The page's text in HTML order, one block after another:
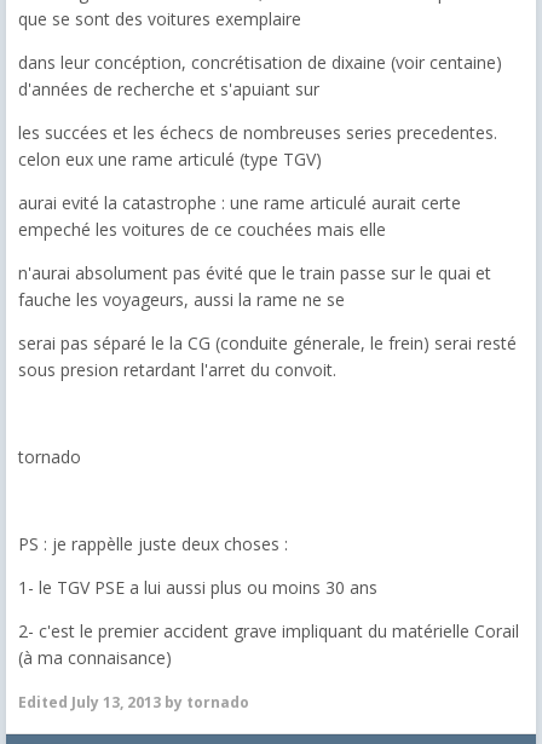
que se sont des voitures exemplaire
dans leur concéption, concrétisation de dixaine (voir centaine)
d'années de recherche et s'apuiant sur
les succées et les échecs de nombreuses series precedentes.
celon eux une rame articulé (type TGV)
aurai evité la catastrophe : une rame articulé aurait certe
empeché les voitures de ce couchées mais elle
n'aurai absolument pas évité que le train passe sur le quai et
fauche les voyageurs, aussi la rame ne se
serai pas séparé le la CG (conduite génerale, le frein) serai resté
sous presion retardant l'arret du convoit.
tornado
PS : je rappèlle juste deux choses :
1- le TGV PSE a lui aussi plus ou moins 30 ans
2- c'est le premier accident grave impliquant du matérielle Corail
(à ma connaisance)
Edited July 13, 2013 by tornado